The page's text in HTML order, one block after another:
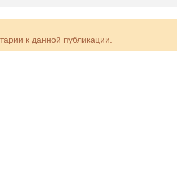
к данной публикации.